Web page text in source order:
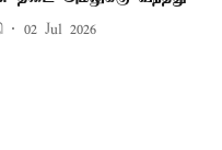
02 Jul 2026